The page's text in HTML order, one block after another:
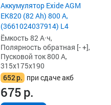
Аккумулятор Exide AGM
EK820 (82 Ah) 800 А,
(3661024037914) L4
Ёмкость 82 А·ч,
Полярность обратная [- +],
Пусковой ток 800 А,
315x175x190
652р. при сдаче акб
675р.